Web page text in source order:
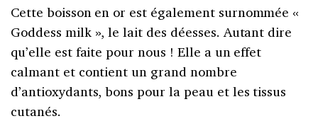
Cette boisson en or est également surnommée «
Goddess milk », le lait des déesses. Autant dire
qu’elle est faite pour nous ! Elle a un effet
calmant et contient un grand nombre
d’antioxydants, bons pour la peau et les tissus
cutanés.